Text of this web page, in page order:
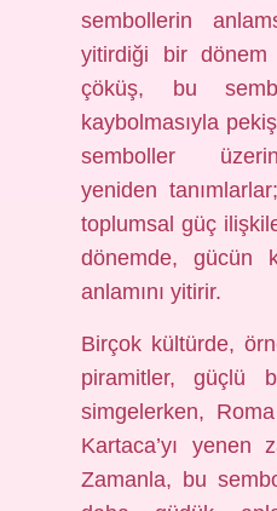
sembollerin
yitirdiği bir dönem
çöküş, bu
kaybolmasıyla
semboller
yeniden
toplumsal güç
dönemde, gücün
anlamını yitirir.
Birçok kültürde,
piramitler, güçlü
simgelerken,
Kartaca’yı yenen
Zamanla, bu